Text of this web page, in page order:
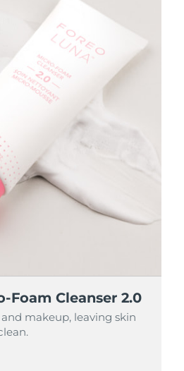
Foam Cleanser 2.0
makeup, leaving skin
Foam Cleanser 2.0
makeup, leaving skin